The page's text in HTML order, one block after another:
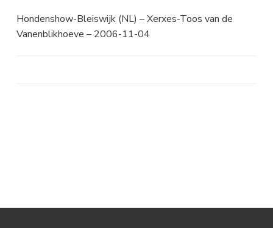
Hondenshow-Bleiswijk (NL) – Xerxes-Toos van de
Vanenblikhoeve – 2006-11-04